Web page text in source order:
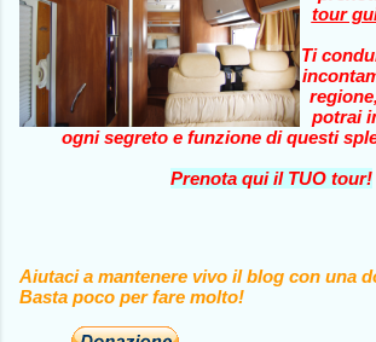
tour
Ti
potrai
ogni segreto e funzione di questi
Prenota qui il TUO tour!
Aiutaci a mantenere vivo il blog con una
Basta poco per fare molto!